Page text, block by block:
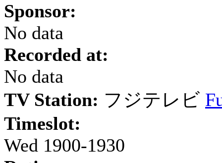
Sponsor:
No data
Recorded at:
No data
TV Station: フジテレビ
Timeslot:
Wed 1900-1930